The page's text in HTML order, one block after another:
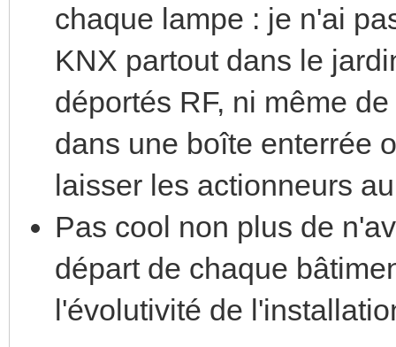
chaque lampe : je n'ai
KNX partout dans le
déportés RF, ni même
dans une boîte enterrée
laisser les actionneurs
Pas cool non plus de
départ de chaque
l'évolutivité de